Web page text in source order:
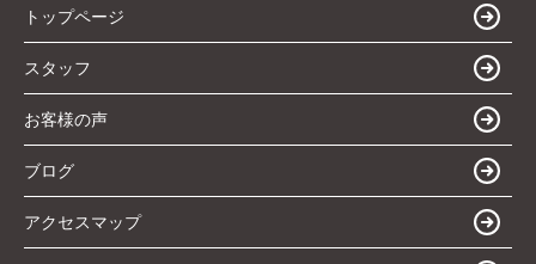
トップページ
スタッフ
お客様の声
ブログ
アクセスマップ